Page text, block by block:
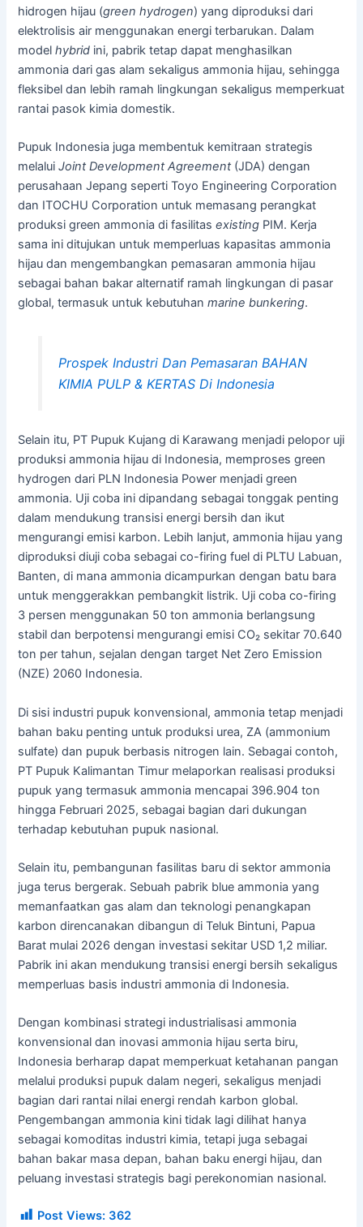
hidrogen hijau (green hydrogen) yang diproduksi dari
elektrolisis air menggunakan energi terbarukan. Dalam
modelhybrid ini, pabrik tetap dapat menghasilkan
ammonia dari gas alam sekaligus ammonia hijau, sehingga
fleksibel dan lebih ramah lingkungan sekaligus memperkuat
rantai pasok kimia domestik.
Pupuk Indonesia juga membentuk kemitraan strategis
melaluiJoint Development Agreement(JDA) dengan
perusahaan Jepang seperti Toyo Engineering Corporation
dan ITOCHU Corporation untuk memasang perangkat
produksi green ammonia di fasilitasexisting PIM. Kerja
sama ini ditujukan untuk memperluas kapasitas ammonia
hijau dan mengembangkan pemasaran ammonia hijau
sebagai bahan bakar alternatif ramah lingkungan di pasar
global, termasuk untuk kebutuhanmarine bunkering.
Prospek Industri Dan Pemasaran BAHAN
KIMIA PULP & KERTAS Di Indonesia
Selain itu, PT Pupuk Kujang di Karawang menjadi pelopor uji
produksi ammonia hijau di Indonesia, memproses green
hydrogen dari PLN Indonesia Power menjadi green
ammonia. Uji coba ini dipandang sebagai tonggak penting
dalam mendukung transisi energi bersih dan ikut
mengurangi emisi karbon. Lebih lanjut, ammonia hijau yang
diproduksi diuji coba sebagai co-firing fuel di PLTU Labuan,
Banten, di mana ammonia dicampurkan dengan batu bara
untuk menggerakkan pembangkit listrik. Uji coba co-firing
3 persen menggunakan 50 ton ammonia berlangsung
stabil dan berpotensi mengurangi emisi CO₂ sekitar 70.640
ton per tahun, sejalan dengan target Net Zero Emission
(NZE) 2060 Indonesia.
Di sisi industri pupuk konvensional, ammonia tetap menjadi
bahan baku penting untuk produksi urea, ZA (ammonium
sulfate) dan pupuk berbasis nitrogen lain. Sebagai contoh,
PT Pupuk Kalimantan Timur melaporkan realisasi produksi
pupuk yang termasuk ammonia mencapai 396.904 ton
hingga Februari 2025, sebagai bagian dari dukungan
terhadap kebutuhan pupuk nasional.
Selain itu, pembangunan fasilitas baru di sektor ammonia
juga terus bergerak. Sebuah pabrik blue ammonia yang
memanfaatkan gas alam dan teknologi penangkapan
karbon direncanakan dibangun di Teluk Bintuni, Papua
Barat mulai 2026 dengan investasi sekitar USD 1,2 miliar.
Pabrik ini akan mendukung transisi energi bersih sekaligus
memperluas basis industri ammonia di Indonesia.
Dengan kombinasi strategi industrialisasi ammonia
konvensional dan inovasi ammonia hijau serta biru,
Indonesia berharap dapat memperkuat ketahanan pangan
melalui produksi pupuk dalam negeri, sekaligus menjadi
bagian dari rantai nilai energi rendah karbon global.
Pengembangan ammonia kini tidak lagi dilihat hanya
sebagai komoditas industri kimia, tetapi juga sebagai
bahan bakar masa depan, bahan baku energi hijau, dan
peluang investasi strategis bagi perekonomian nasional.
Post Views: 362